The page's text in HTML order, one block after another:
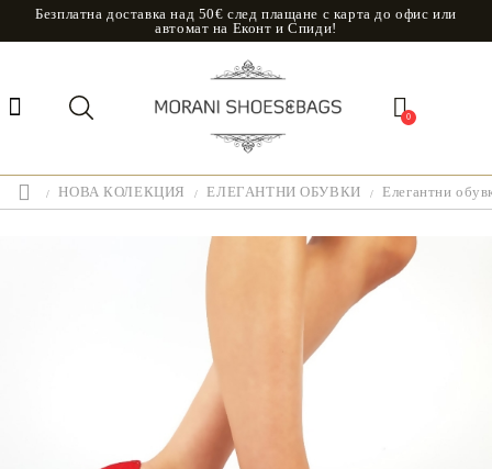
Безплатна доставка над 50€ след плащане с карта до офис или
автомат на Еконт и Спиди!
0
НОВА КОЛЕКЦИЯ ЕЛЕГАНТНИ ОБУВКИ Елегантни